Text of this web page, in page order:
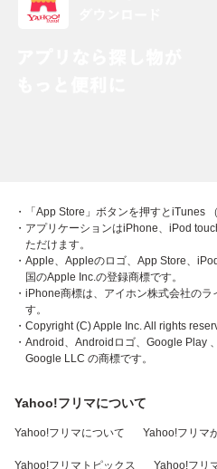
・「App Store」ボタンを押すとiTunes
・アプリケーションはiPhone、iPod
ただけます。
・Apple、Appleのロゴ、App Store、
国のApple Inc.の登録商標です。
・iPhone商標は、アイホン株式会社の
す。
・Copyright (C) Apple Inc. All rights
・Android、Androidロゴ、Google Play
Google LLC の商標です。
Yahoo!フリマについて
Yahoo!フリマについて Yahoo!フリマ
Yahoo!フリマトピックス Yahoo!フリ